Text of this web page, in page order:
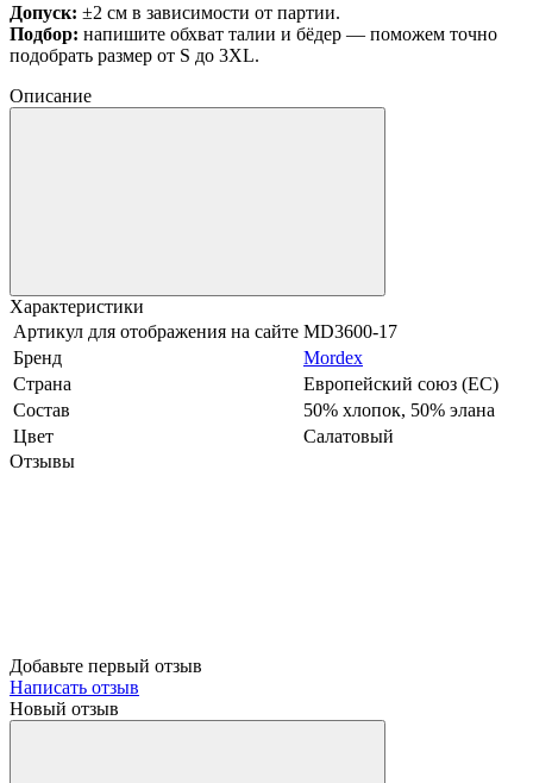
Допуск: ±2 см в зависимости от партии.
Подбор: напишите обхват талии и бёдер — поможем точно
подобрать размер от S до 3XL.
Описание
Характеристики
Артикул для отображения на сайте MD3600-17
Бренд
Mordex
Страна
Европейский союз (ЕС)
Состав
50% хлопок, 50% элана
Цвет
Салатовый
Отзывы
Добавьте первый отзыв
Написать отзыв
Новый отзыв